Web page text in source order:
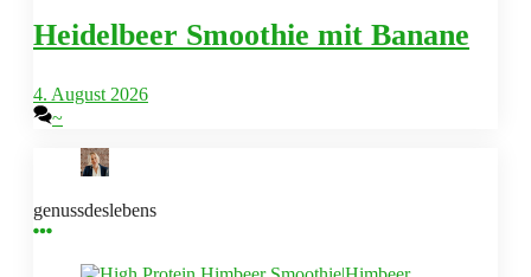
Heidelbeer Smoothie mit Banane
4. August 2026
~
genussdeslebens